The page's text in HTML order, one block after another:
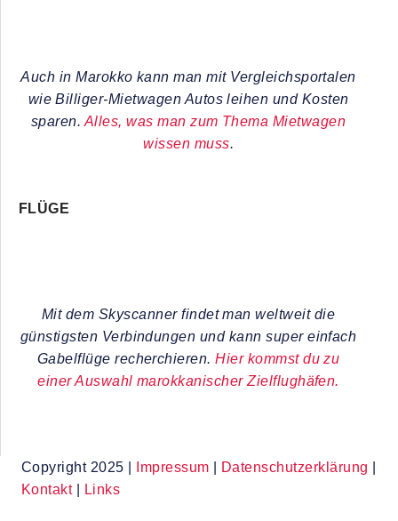
Auch in Marokko kann man mit Vergleichsportalen
wie Billiger-Mietwagen Autos leihen und Kosten
sparen. Alles, was man zum Thema Mietwagen
wissen muss.
FLÜGE
Mit dem Skyscanner findet man weltweit die
günstigsten Verbindungen und kann super einfach
Gabelflüge recherchieren.Hier kommst du zu
einer Auswahl marokkanischer Zielflughäfen.
Copyright 2025 | Impressum Datenschutzerklärung
Kontakt| Links